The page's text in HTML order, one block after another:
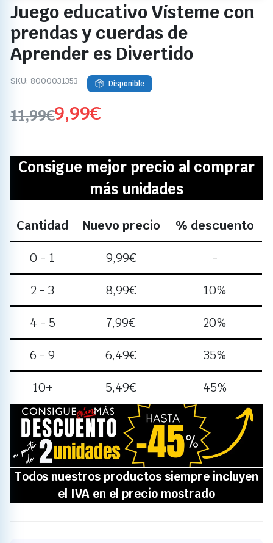
Juego educativo Vísteme con
prendas y cuerdas de
Aprender es Divertido
SKU: 8000031353 Disponible
11,99€9,99€
Consigue mejor precio al comprar
más unidades
Cantidad Nuevo precio % descuento
0 - 1 9,99€ -
2 - 3 8,99€ 10%
4 - 5 7,99€ 20%
6 - 9 6,49€ 35%
10+ 5,49€ 45%